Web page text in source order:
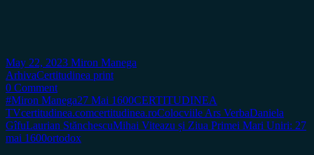
May 22, 2023 Miron Manega
ArhivaCertitudinea print
0 Comment
#Miron Manega27 Mai 1600CERTITUDINEA
TVcertitudinea.comcertitudinea.roColocviile Ars VerbaDaniela
GîfuLaurian StănchescuMihai Viteazu și Ziua Primei Mari Uniri: 27
mai 1600ortodox